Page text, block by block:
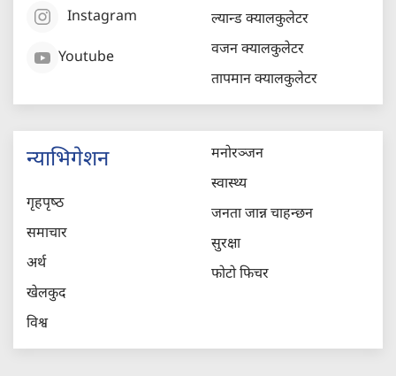
Instagram
Youtube
ल्यान्ड क्यालकुलेटर
वजन क्यालकुलेटर
तापमान क्यालकुलेटर
न्याभिगेशन
गृहपृष्‍ठ
समाचार
अर्थ
खेलकुद
विश्व
मनोरञ्जन
स्वास्थ्य
जनता जान्न चाहन्छन
सुरक्षा
फोटो फिचर